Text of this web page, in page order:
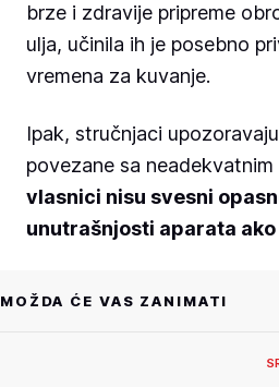
brze i zdravije pripreme
ulja, učinila ih je posebno
vremena za kuvanje.
Ipak, stručnjaci
povezane sa
vlasnici nisu svesni
unutrašnjosti aparata
MOŽDA ĆE VAS ZANIMATI